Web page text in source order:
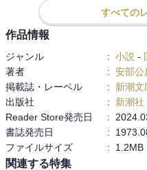
すべての
作品情報
ジャンル : 小説 -
著者
: 安部公
掲載誌・レーベル
:
新潮文
出版社
:
新潮社
Reader Store発売日
:
書誌発売日
:
ファイルサイズ
: 1.2MB
関連する特集